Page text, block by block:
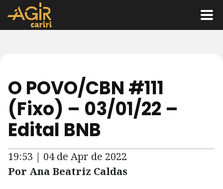
O POVO/CBN #111
(Fixo) – 03/01/22 –
Edital BNB
19:53 | 04 de Apr de 2022
Por Ana Beatriz Caldas